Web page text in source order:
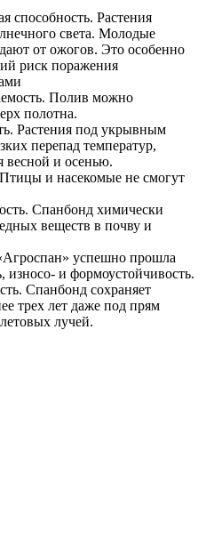
способность. Растения
света. Молодые
от ожогов. Это особенно
риск поражения
Полив можно
полотна.
Растения под укрывным
перепад температур,
весной и осенью.
и насекомые не смогут
Спанбонд химически
веществ в почву и
успешно прошла
износо- и формоустойчивость.
Спанбонд сохраняет
трех лет даже под прям
лучей.